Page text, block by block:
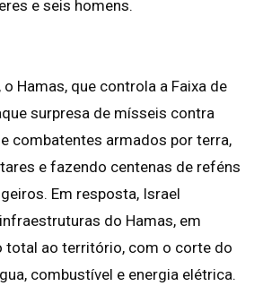
e seis homens.
Hamas, que controla a Faixa de
surpresa de mísseis contra
combatentes armados por terra,
e fazendo centenas de reféns
Em resposta, Israel
do Hamas, em
total ao território, com o corte do
combustível e energia elétrica.